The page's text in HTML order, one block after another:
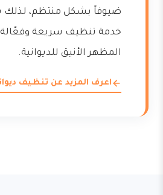
ضيوفاً بشكل منتظم، لذلك
خدمة تنظيف سريعة
المظهر الأنيق للديوانية.
اعرف المزيد عن تنظيف